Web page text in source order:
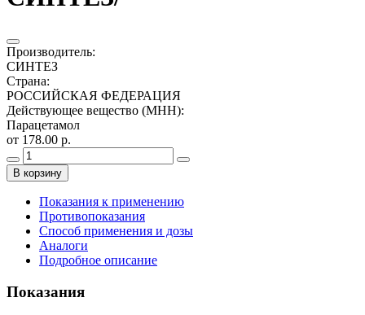
Производитель:
СИНТЕЗ
Страна:
РОССИЙСКАЯ ФЕДЕРАЦИЯ
Действующее вещество (МНН):
Парацетамол
от 178.00 р.
В корзину
Показания к применению
Противопоказания
Способ применения и дозы
Аналоги
Подробное описание
Показания